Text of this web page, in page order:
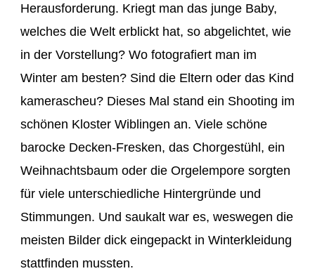
Herausforderung. Kriegt man das junge Baby,
welches die Welt erblickt hat, so abgelichtet, wie
in der Vorstellung? Wo fotografiert man im
Winter am besten? Sind die Eltern oder das Kind
kamerascheu? Dieses Mal stand ein Shooting im
schönen Kloster Wiblingen an. Viele schöne
barocke Decken-Fresken, das Chorgestühl, ein
Weihnachtsbaum oder die Orgelempore sorgten
für viele unterschiedliche Hintergründe und
Stimmungen. Und saukalt war es, weswegen die
meisten Bilder dick eingepackt in Winterkleidung
stattfinden mussten.